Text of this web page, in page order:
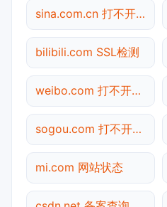
sina.com.cn 打不开检测
bilibili.com SSL检测
weibo.com 打不开检测
sogou.com 打不开检测
mi.com 网站状态